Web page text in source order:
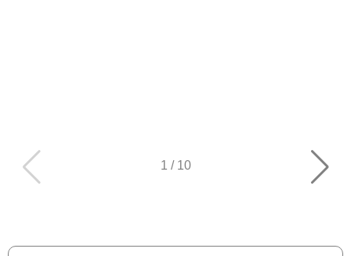
1 / 10